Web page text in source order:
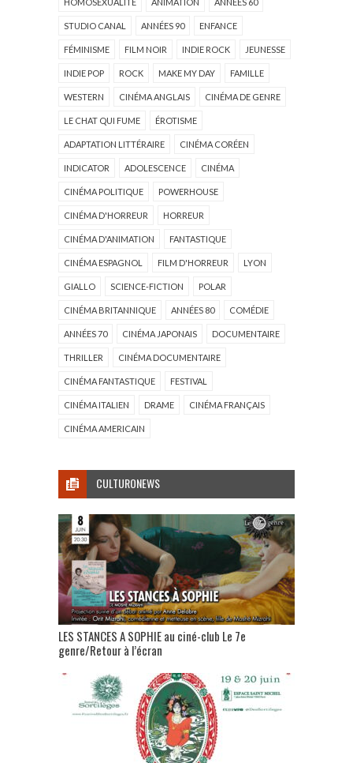
STUDIO CANAL ANNÉES 90 ENFANCE
FÉMINISME FILM NOIR INDIE ROCK JEUNESSE
INDIE POP ROCK MAKE MY DAY FAMILLE
WESTERN CINÉMA ANGLAIS CINÉMA DE GENRE
LE CHAT QUI FUME ÉROTISME
ADAPTATION LITTÉRAIRE CINÉMA CORÉEN
INDICATOR ADOLESCENCE CINÉMA
CINÉMA POLITIQUE POWERHOUSE
CINÉMA D'HORREUR HORREUR
CINÉMA D'ANIMATION FANTASTIQUE
CINÉMA ESPAGNOL FILM D'HORREUR LYON
GIALLO SCIENCE-FICTION POLAR
CINÉMA BRITANNIQUE ANNÉES 80 COMÉDIE
ANNÉES 70 CINÉMA JAPONAIS DOCUMENTAIRE
THRILLER CINÉMA DOCUMENTAIRE
CINÉMA FANTASTIQUE FESTIVAL
CINÉMA ITALIEN DRAME CINÉMA FRANÇAIS
CINÉMA AMERICAIN
CULTURONEWS
LES STANCES A SOPHIE au ciné-club Le 7e
genre/Retour à l’écran